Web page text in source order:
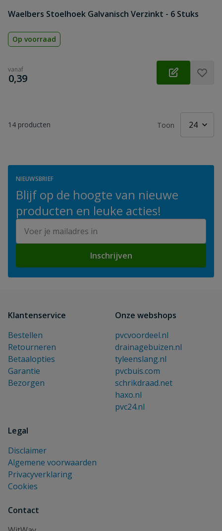
Waelbers Stoelhoek Galvanisch Verzinkt - 6 Stuks
Op voorraad
vanaf
€
0,39
14 producten Toon
NIEUWSBRIEF
Blijf op de hoogte van nieuwe
producten en leuke acties!
Inschrijven
Klantenservice
Bestellen
Retourneren
Betaalopties
Garantie
Bezorgen
Onze webshops
pvcvoordeel.nl
drainagebuizen.nl
tyleenslang.nl
pvcbuis.com
schrikdraad.net
haxo.nl
pvc24.nl
Legal
Disclaimer
Algemene voorwaarden
Privacyverklaring
Cookies
Contact